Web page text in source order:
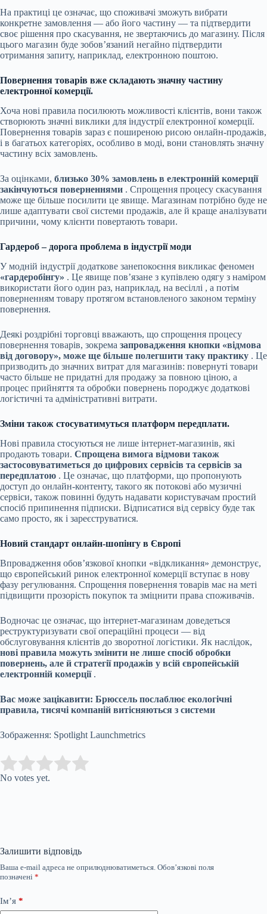
На практиці це означає, що споживачі зможуть вибрати
конкретне замовлення — або його частину — та підтвердити
своє рішення про скасування, не звертаючись до магазину. Після
цього магазин буде зобов’язаний негайно підтвердити
отримання запиту, наприклад, електронною поштою.
Повернення товарів вже складають значну частину
електронної комерції.
Хоча нові правила посилюють можливості клієнтів, вони також
створюють значні виклики для індустрії електронної комерції.
Повернення товарів зараз є поширеною рисою онлайн-продажів,
і в багатьох категоріях, особливо в моді, вони становлять значну
частину всіх замовлень.
За оцінками, близько 30% замовлень в електронній комерції
закінчуються поверненнями . Спрощення процесу скасування
може ще більше посилити це явище. Магазинам потрібно буде не
лише адаптувати свої системи продажів, але й краще аналізувати
причини, чому клієнти повертають товари.
Гардероб – дорога проблема в індустрії моди
У модній індустрії додаткове занепокоєння викликає феномен
«гардеробінгу» . Це явище пов’язане з купівлею одягу з наміром
використати його один раз, наприклад, на весіллі , а потім
поверненням товару протягом встановленого законом терміну
повернення.
Деякі роздрібні торговці вважають, що спрощення процесу
повернення товарів, зокрема запровадження кнопки «відмова
від договору», може ще більше полегшити таку практику . Це
призводить до значних витрат для магазинів: повернуті товари
часто більше не придатні для продажу за повною ціною, а
процес прийняття та обробки повернень породжує додаткові
логістичні та адміністративні витрати.
Зміни також стосуватимуться платформ передплати.
Нові правила стосуються не лише інтернет-магазинів, які
продають товари. Спрощена вимога відмови також
застосовуватиметься до цифрових сервісів та сервісів за
передплатою . Це означає, що платформи, що пропонують
доступ до онлайн-контенту, такого як потокові або музичні
сервіси, також повинні будуть надавати користувачам простий
спосіб припинення підписки. Відписатися від сервісу буде так
само просто, як і зареєструватися.
Новий стандарт онлайн-шопінгу в Європі
Впровадження обов’язкової кнопки «відкликання» демонструє,
що європейський ринок електронної комерції вступає в нову
фазу регулювання. Спрощення повернення товарів має на меті
підвищити прозорість покупок та зміцнити права споживачів.
Водночас це означає, що інтернет-магазинам доведеться
реструктуризувати свої операційні процеси — від
обслуговування клієнтів до зворотної логістики. Як наслідок,
нові правила можуть змінити не лише спосіб обробки
повернень, але й стратегії продажів у всій європейській
електронній комерції .
Вас може зацікавити: Брюссель послаблює екологічні
правила, тисячі компаній витісняються з системи
Зображення: Spotlight Launchmetrics
Rate this item:
No votes yet.
Залишити відповідь
Ваша e-mail адреса не оприлюднюватиметься. Обов’язкові поля
позначені *
Ім’я *